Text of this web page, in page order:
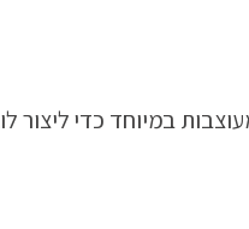
במיוחד כדי